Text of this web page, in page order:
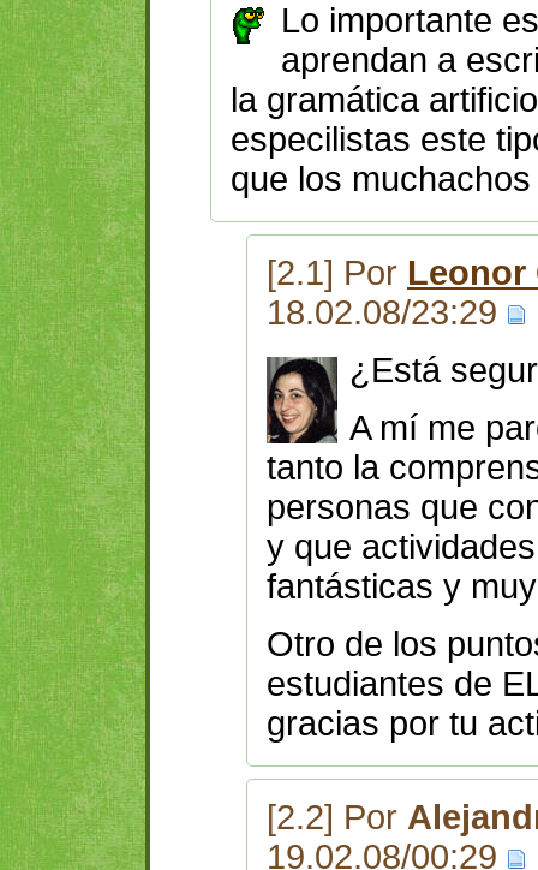
Lo importante
aprendan a
la gramática
especilistas este
que los
[2.1] Por Leonor
18.02.08/23:29
¿Está
A mí me
tanto la
personas que
y que
fantásticas y
Otro de los
estudiantes de
gracias por tu
[2.2] Por
19.02.08/00:29